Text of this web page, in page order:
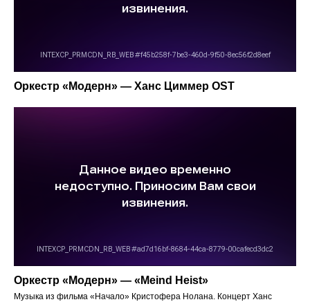
Оркестр «Модерн» — Ханс Циммер OST
Оркестр «Модерн» — «Meind Heist»
Музыка из фильма «Начало» Кристофера Нолана. Концерт Ханс